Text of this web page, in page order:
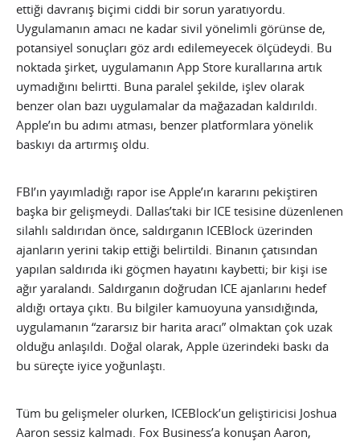
ettiği davranış biçimi ciddi bir sorun yaratıyordu.
Uygulamanın amacı ne kadar sivil yönelimli görünse de,
potansiyel sonuçları göz ardı edilemeyecek ölçüdeydi. Bu
noktada şirket, uygulamanın App Store kurallarına artık
uymadığını belirtti. Buna paralel şekilde, işlev olarak
benzer olan bazı uygulamalar da mağazadan kaldırıldı.
Apple’ın bu adımı atması, benzer platformlara yönelik
baskıyı da artırmış oldu.
FBI’ın yayımladığı rapor ise Apple’ın kararını pekiştiren
başka bir gelişmeydi. Dallas’taki bir ICE tesisine düzenlenen
silahlı saldırıdan önce, saldırganın ICEBlock üzerinden
ajanların yerini takip ettiği belirtildi. Binanın çatısından
yapılan saldırıda iki göçmen hayatını kaybetti; bir kişi ise
ağır yaralandı. Saldırganın doğrudan ICE ajanlarını hedef
aldığı ortaya çıktı. Bu bilgiler kamuoyuna yansıdığında,
uygulamanın “zararsız bir harita aracı” olmaktan çok uzak
olduğu anlaşıldı. Doğal olarak, Apple üzerindeki baskı da
bu süreçte iyice yoğunlaştı.
Tüm bu gelişmeler olurken, ICEBlock’un geliştiricisi Joshua
Aaron sessiz kalmadı. Fox Business’a konuşan Aaron,